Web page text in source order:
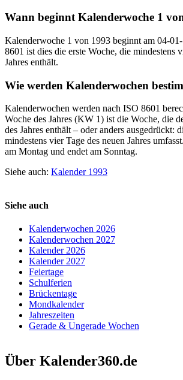
Wann beginnt Kalenderwoche 1
Kalenderwoche 1 von 1993 beginnt am 04-
8601 ist dies die erste Woche, die mindestens
Jahres enthält.
Wie werden Kalenderwochen
Kalenderwochen werden nach ISO 8601
Woche des Jahres (KW 1) ist die Woche, die
des Jahres enthält – oder anders ausgedrückt:
mindestens vier Tage des neuen Jahres
am Montag und endet am Sonntag.
Siehe auch: Kalender 1993
Siehe auch
Kalenderwochen 2026
Kalenderwochen 2027
Kalender 2026
Kalender 2027
Feiertage
Schulferien
Brückentage
Mondkalender
Jahreszeiten
Gerade & Ungerade Wochen
Über Kalender360.de